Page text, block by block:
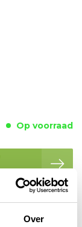
Over
Op voorraad